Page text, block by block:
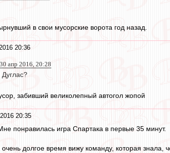
в свои мусорские ворота год назад.
20:36
апр 2016, 20:28
Дуглас?
забивший великолепный автогол жопой
20:35
понравилась игра Спартака в первые 35 минут.
долгое время вижу команду, которая знала,